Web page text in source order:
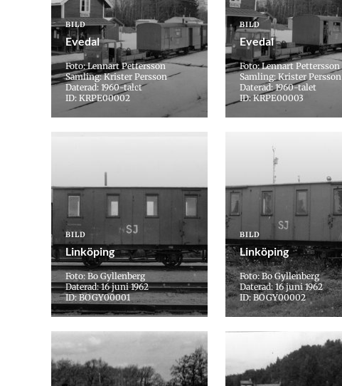
BILD
Evedal
Foto: Lennart Pettersson
Samling: Krister Persson
Daterad: 1960-talet
ID: KRPE00002
BILD
Evedal
Foto: Lennart Pettersson
Samling: Krister Persson
Daterad: 1960-talet
ID: KRPE00003
BILD
Linköping
Foto: Bo Gyllenberg
Daterad: 16 juni 1962
ID: BOGY00001
BILD
Linköping
Foto: Bo Gyllenberg
Daterad: 16 juni 1962
ID: BOGY00002